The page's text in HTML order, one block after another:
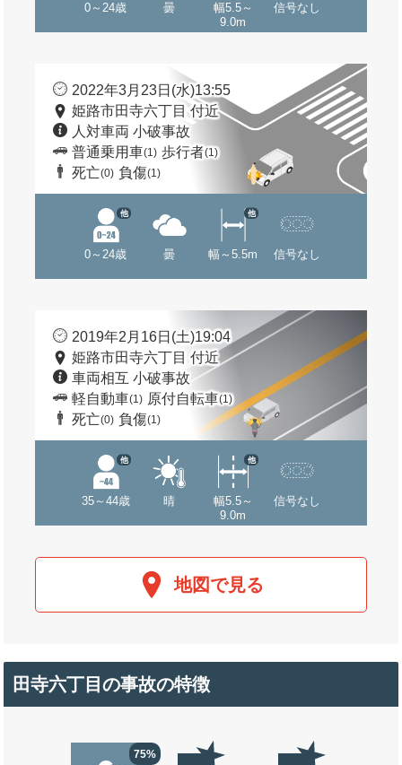
0～24歳 曇
幅5.5～
9.0m
信号なし
2022年3月23日(水)13:55
姫路市田寺六丁目 付近
人対車両 小破事故
普通乗用車(1) 歩行者(1)
死亡(0) 負傷(1)
0～24歳
他
曇 幅～5.5m
他
信号なし
2019年2月16日(土)19:04
姫路市田寺六丁目 付近
車両相互 小破事故
軽自動車(1) 原付自転車(1)
死亡(0) 負傷(1)
35～44歳
他
晴
幅5.5～
9.0m
他
信号なし
地図で見る
田寺六丁目の事故の特徴
75%